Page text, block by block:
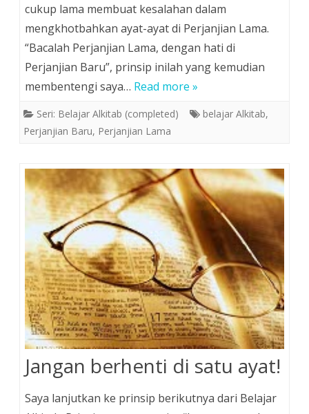
cukup lama membuat kesalahan dalam
mengkhotbahkan ayat-ayat di Perjanjian Lama.
“Bacalah Perjanjian Lama, dengan hati di
Perjanjian Baru”, prinsip inilah yang kemudian
membentengi saya… Read more »
Seri: Belajar Alkitab (completed) belajar Alkitab,
Perjanjian Baru, Perjanjian Lama
Jangan berhenti di satu ayat!
Saya lanjutkan ke prinsip berikutnya dari Belajar